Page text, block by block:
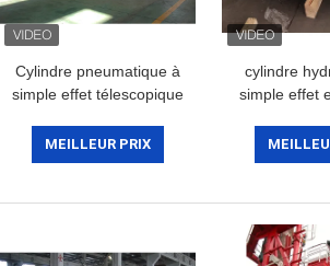
Cylindre pneumatique à
simple effet télescopique
hydraulique
MEILLEUR PRIX
cylindre
simple effet